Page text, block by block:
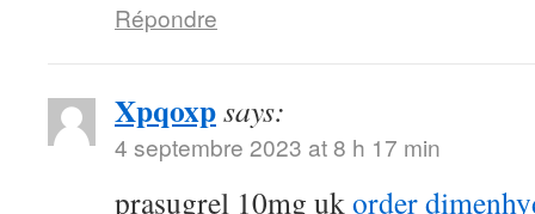
Répondre
Xpqoxpsays:
4 septembre 2023 at 8 h 17 min
prasugrel 10mg ukorder